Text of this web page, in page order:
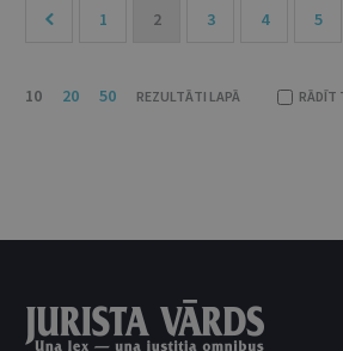
1 2 3 4 5
10 20 50 REZULTĀTI LAPĀ RĀDĪT